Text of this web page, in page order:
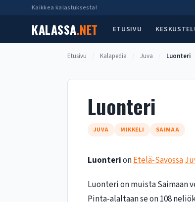
Kaikkea kalastuksesta!
KALASSA.NET ETUSIVU
Etusivu Kalapedia Juva Luonteri
Luonteri
JUVA MIKKELI SAIMAA
LuonterionEtelä-Savossa
Luonteri on muista Saimaan
Pinta-alaltaan se on 108